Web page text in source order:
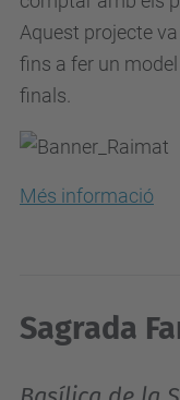
Aquest projecte
fins a fer un
finals.
Més informació
Sagrada